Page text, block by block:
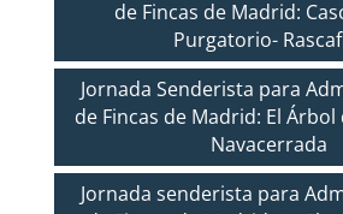
de Fincas de Madrid:
Purgatorio-
Jornada Senderista para
de Fincas de Madrid: El Árbol
Navacerrada
Jornada senderista para